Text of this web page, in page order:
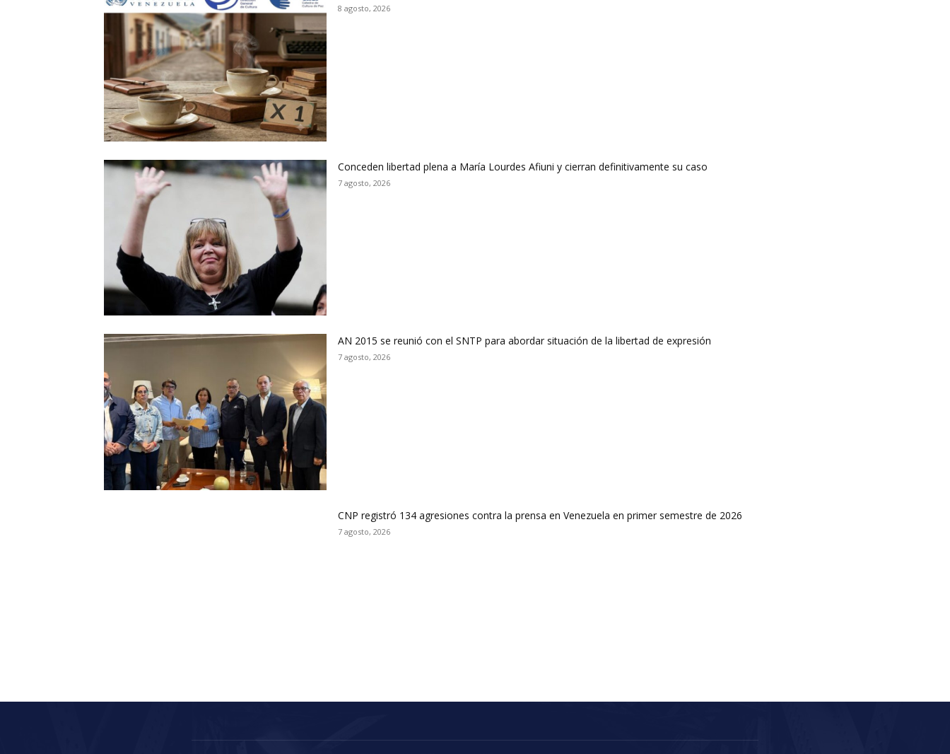
8 agosto, 2026
Conceden libertad plena a María Lourdes Afiuni y cierran definitivamente su caso
7 agosto, 2026
AN 2015 se reunió con el SNTP para abordar situación de la libertad de expresión
7 agosto, 2026
CNP registró 134 agresiones contra la prensa en Venezuela en primer semestre de 2026
7 agosto, 2026